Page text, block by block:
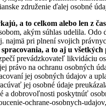
združenie ďalej osobné
a to celkom alebo len z
akým súhlas udelila. Odo
pri plnení svojich
a to aj u
prevádzkovateľ likvidáciu
právo na ochranu osobných
jej osobných údajov a
jej osobné údaje
a dobrovoľnosti poskytnúť
ochrane-osobnych-